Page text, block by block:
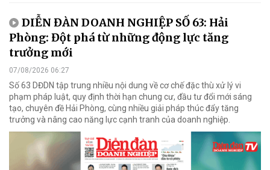
DIỄN ĐÀN DOANH NGHIỆP SỐ 63: Hải
Phòng: Đột phá từ những động lực tăng
trưởng mới
07/08/2026 06:27
Số 63 DĐDN tập trung nhiều nội dung về cơ chế đặc thù xử lý vi
phạm pháp luật, quy định thời hạn chung cư, đầu tư đổi mới sáng
tạo, chuyên đề Hải Phòng, cùng nhiều giải pháp thúc đẩy tăng
trưởng và nâng cao năng lực cạnh tranh của doanh nghiệp.